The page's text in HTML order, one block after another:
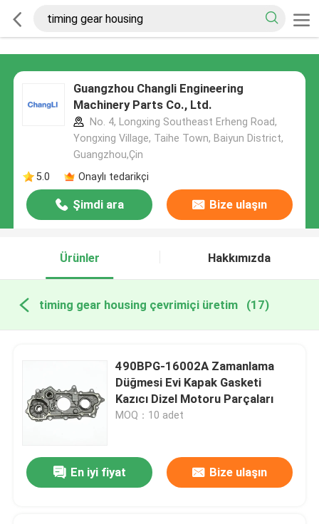
Guangzhou Changli Engineering
Machinery Parts Co., Ltd.
No. 4, Longxing Southeast Erheng Road,
Yongxing Village, Taihe Town, Baiyun District,
Guangzhou,Çin
5.0
Onaylı tedarikçi
Şimdi ara Bize ulaşın
Ürünler Hakkımızda
timing gear housing çevrimiçi üretim (17)
490BPG-16002A Zamanlama
Düğmesi Evi Kapak Gasketi
Kazıcı Dizel Motoru Parçaları
MOQ：10 adet
En iyi fiyat Bize ulaşın